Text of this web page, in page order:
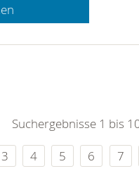
Suchergebnisse 1 bis
3 4 5 6 7